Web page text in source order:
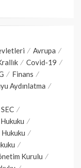
Avrupa
Covid-19
Finans
Aydınlatma
SEC
Kurulu